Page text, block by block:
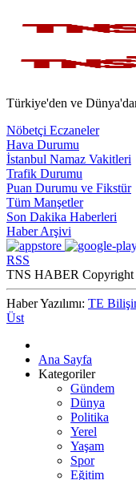
Türkiye'den ve
Nöbetçi Eczaneler
Hava Durumu
İstanbul Namaz Vakitleri
Trafik Durumu
Puan Durumu ve Fikstür
Tüm Manşetler
Son Dakika Haberleri
Haber Arşivi
RSS
TNS HABER Copyright
Haber Yazılımı: TE
Üst
Ana Sayfa
Kategoriler
Gündem
Dünya
Politika
Yerel
Yaşam
Spor
Eğitim